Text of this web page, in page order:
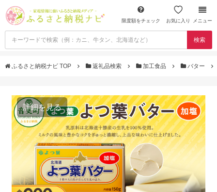
限度額をチェック お気に入り メニュー
検索
ふるさと納税ナビ TOP 返礼品検索 加工食品 バター
詳細を見る